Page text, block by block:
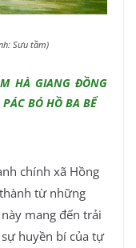
Sưu tầm)
HÀ GIANG ĐỒNG
BÓ HỒ BA BỂ
chính xã Hồng
từ những
mang đến trải
huyền bí của tự